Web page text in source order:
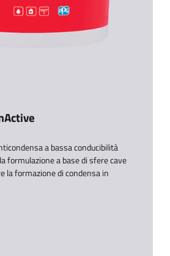
a bassa conducibilità
formulazione a base di sfere cave
la formazione di condensa in